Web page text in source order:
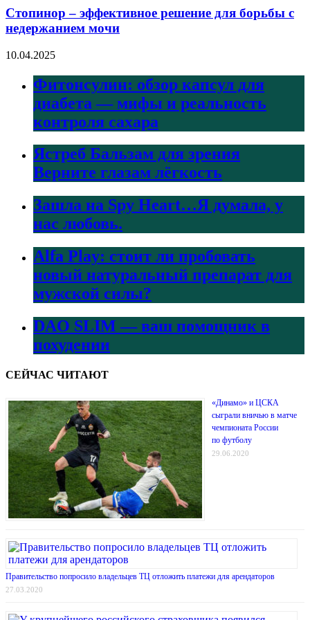
Стопинор – эффективное решение для борьбы с
недержанием мочи
10.04.2025
Фитонсулин: обзор капсул для
диабета — мифы и реальность
контроля сахара
Ястреб Бальзам для зрения
Верните глазам лёгкость
Зашла на Spy Heart…Я думала, у
нас любовь.
Alfa Play: стоит ли пробовать
новый натуральный препарат для
мужской силы?
DAO SLIM — ваш помощник в
похудении
СЕЙЧАС ЧИТАЮТ
«Динамо» и ЦСКА
сыграли вничью в матче
чемпионата России
по футболу
29.06.2020
Правительство попросило владельцев ТЦ отложить платежи для арендаторов
27.03.2020